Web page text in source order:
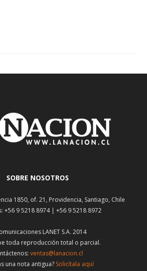
SOBRE NOSOTROS
1850, of. 21, Providencia, Santiago, Chile
+56 9 5218 8974 | +56 9 5218 8972
LANET S.A. 2014
toda reproducción total o parcial.
ventas@lanacion.cl
una nota antigua? Solicítala aquí